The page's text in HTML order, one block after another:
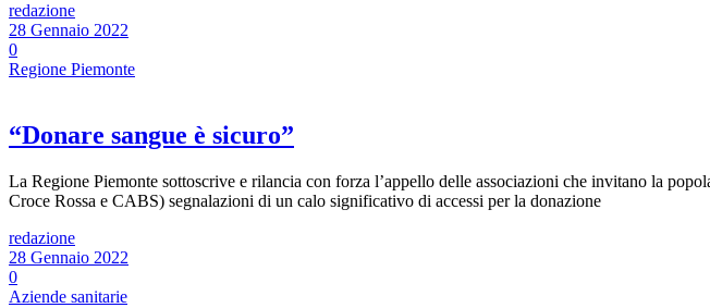
redazione
28 Gennaio 2022
0
Regione Piemonte
“Donare sangue è sicuro”
La Regione Piemonte sottoscrive e rilancia con forza l’appello delle associazioni che invitano la
Croce Rossa e CABS) segnalazioni di un calo significativo di accessi per la donazione
redazione
28 Gennaio 2022
0
Aziende sanitarie